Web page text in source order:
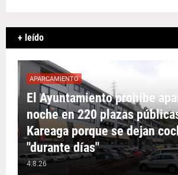
+ leído
APARCAMIENTO
El Ayuntamiento prohíbe
noche en 220 plazas
Kareaga porque se dejan
"durante días"
4.8.26